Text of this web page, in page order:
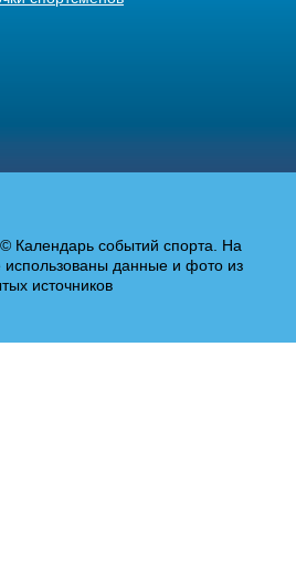
Календарь событий спорта. На
использованы данные и фото из
источников